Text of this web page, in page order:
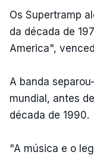
Os Supertramp
da década de
America",
A banda
mundial, antes
década de 1990.
"A música e o